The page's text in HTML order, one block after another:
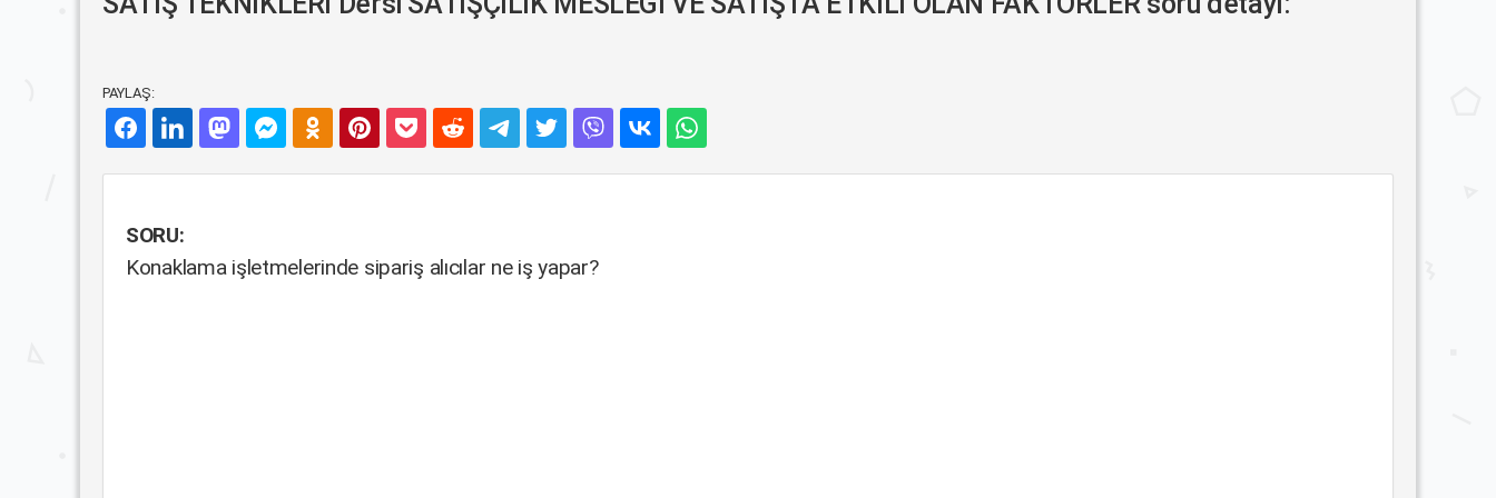
PAYLAŞ:
SORU:
Konaklama işletmelerinde sipariş alıcılar ne iş yapar?